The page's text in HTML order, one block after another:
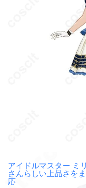
アイドルマスター ミ
さんらしい上品さを
応